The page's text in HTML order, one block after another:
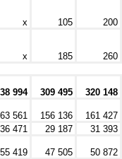
x 105
200
x 185 260
994 309 495
320 148
561 156 136
161 427
36 471 29 187
31 393
55 419 47 505
50 872